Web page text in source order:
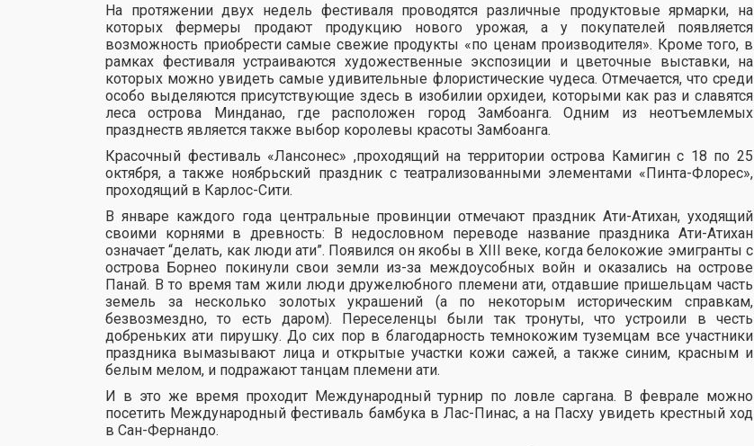
На протяжении двух недель фестиваля проводятся различные продуктовые ярмарки, на
которых фермеры продают продукцию нового урожая, а у покупателей появляется
возможность приобрести самые свежие продукты «по ценам производителя». Кроме того, в
рамках фестиваля устраиваются художественные экспозиции и цветочные выставки, на
которых можно увидеть самые удивительные флористические чудеса. Отмечается, что среди
особо выделяются присутствующие здесь в изобилии орхидеи, которыми как раз и славятся
леса острова Минданао, где расположен город Замбоанга. Одним из неотъемлемых
празднеств является также выбор королевы красоты Замбоанга.
Красочный фестиваль «Лансонес» ,проходящий на территории острова Камигин с 18 по 25
октября, а также ноябрьский праздник с театрализованными элементами «Пинта-Флорес»,
проходящий в Карлос-Сити.
В январе каждого года центральные провинции отмечают праздник Ати-Атихан, уходящий
своими корнями в древность: В недословном переводе название праздника Ати-Атихан
означает “делать, как люди ати”. Появился он якобы в ХІІІ веке, когда белокожие эмигранты с
острова Борнео покинули свои земли из-за междоусобных войн и оказались на острове
Панай. В то время там жили люди дружелюбного племени ати, отдавшие пришельцам часть
земель за несколько золотых украшений (а по некоторым историческим справкам,
безвозмездно, то есть даром). Переселенцы были так тронуты, что устроили в честь
добреньких ати пирушку. До сих пор в благодарность темнокожим туземцам все участники
праздника вымазывают лица и открытые участки кожи сажей, а также синим, красным и
белым мелом, и подражают танцам племени ати.
И в это же время проходит Международный турнир по ловле саргана. В феврале можно
посетить Международный фестиваль бамбука в Лас-Пинас, а на Пасху увидеть крестный ход
в Сан-Фернандо.